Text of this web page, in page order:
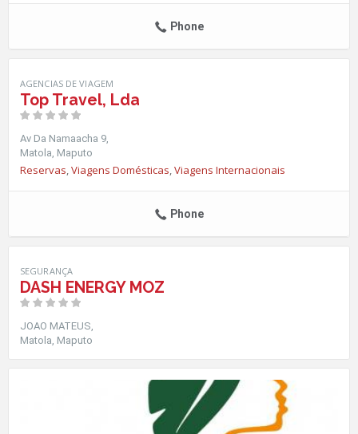
Phone
AGENCIAS DE VIAGEM
Top Travel, Lda
Av Da Namaacha 9
Matola Maputo
Reservas,Viagens Domésticas,Viagens Internacionais
Phone
SEGURANÇA
DASH ENERGY MOZ
JOAO MATEUS
Matola Maputo